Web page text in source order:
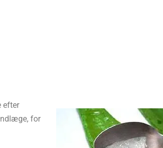
efter
for